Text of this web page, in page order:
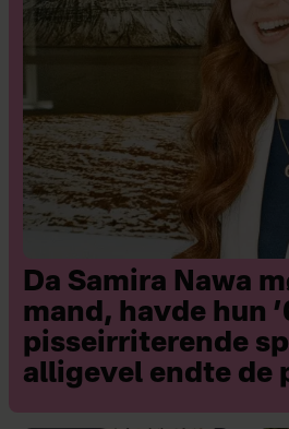
Da Samira Nawa
mand, havde hun
pisseirriterende
alligevel endte de